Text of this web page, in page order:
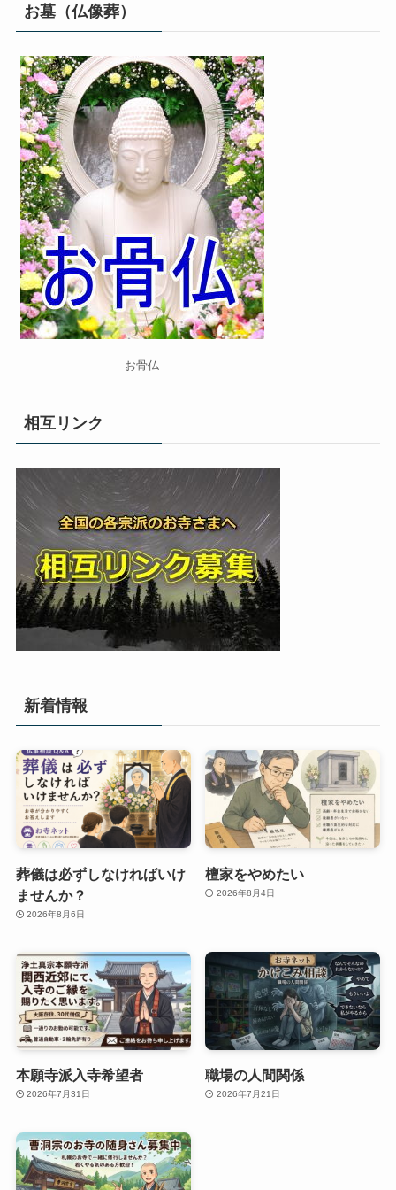
お墓（仏像葬）
お骨仏
相互リンク
新着情報
葬儀は必ずしなければいけ
ませんか？
2026年8月6日
檀家をやめたい
2026年8月4日
本願寺派入寺希望者
2026年7月31日
職場の人間関係
2026年7月21日